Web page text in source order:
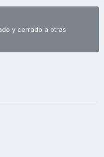
y cerrado a otras